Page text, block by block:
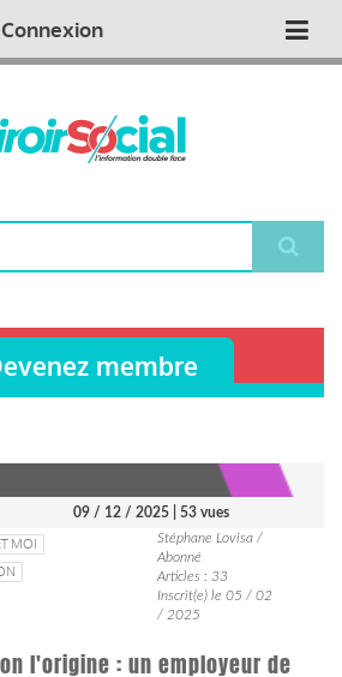
Connexion
membre
09 / 12 / 2025 | 53 vues
MOI
Stéphane Lovisa /
Abonné
Articles : 33
Inscrit(e) le 05 / 02
/ 2025
l'origine : un employeur de